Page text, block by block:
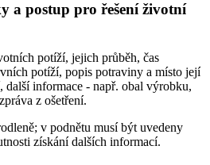
a postup pro řešení životní
potíží, jejich průběh, čas
potíží, popis potraviny a místo její
další informace - např. obal výrobku,
z ošetření.
v podnětu musí být uvedeny
získání dalších informací.